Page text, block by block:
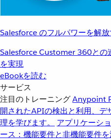
Salesforce のフルパワーを解
Salesforce Customer 360との
を実現
eBookを読む
サービス
注目のトレーニングAnypoint
開されたAPIの検出と利用、
理を学びます。
アプリケーシ
ース：機能要件と非機能要件